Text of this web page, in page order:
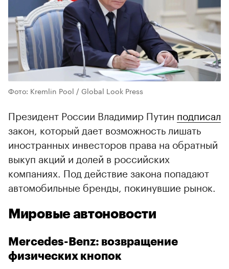
Фото: Kremlin Pool / Global Look Press
Президент России Владимир Путин подписал
закон, который дает возможность лишать
иностранных инвесторов права на обратный
выкуп акций и долей в российских
компаниях. Под действие закона попадают
автомобильные бренды, покинувшие рынок.
Мировые автоновости
Mercedes-Benz: возвращение
физических кнопок